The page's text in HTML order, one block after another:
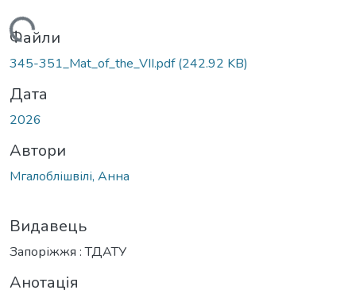
Файли
345-351_Mat_of_the_VІІ.pdf(242.92 KB)
Дата
2026
Автори
Мгалоблішвілі, Анна
Видавець
Запоріжжя : ТДАТУ
Анотація